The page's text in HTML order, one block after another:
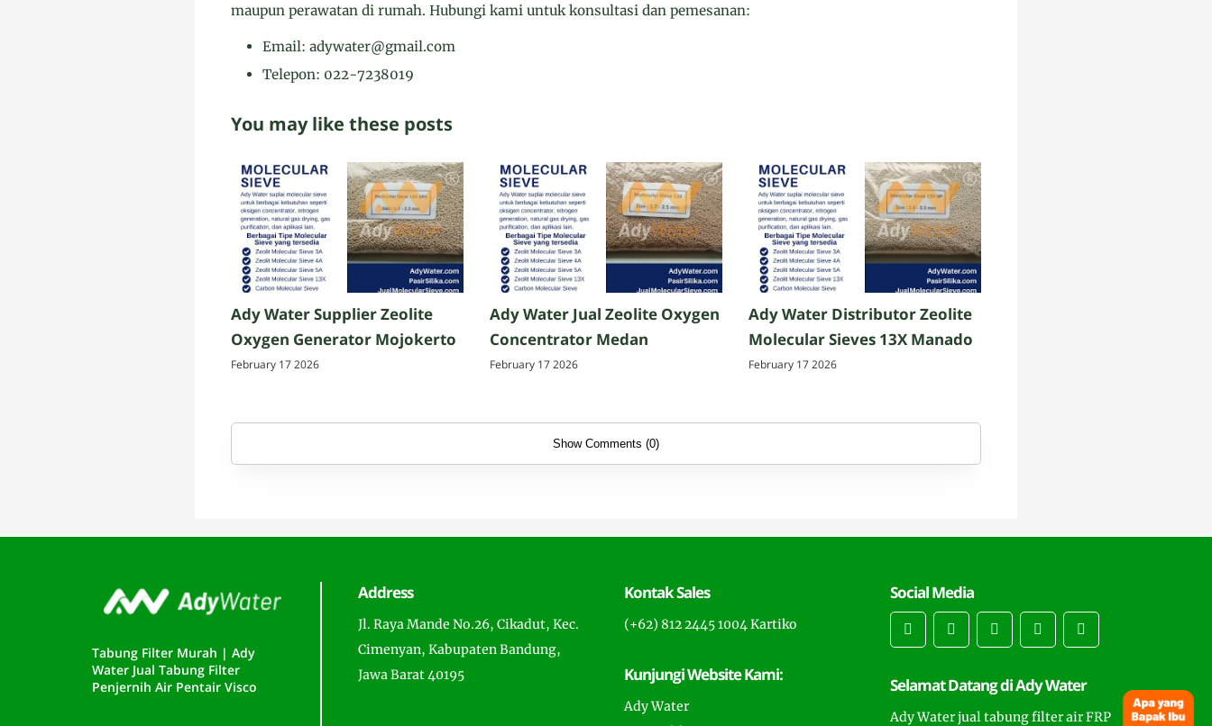
maupun perawatan di rumah. Hubungi kami untuk konsultasi dan pemesanan:
Email: adywater@gmail.com
Telepon: 022-7238019
You may like these posts
Ady Water Supplier Zeolite
Oxygen Generator Mojokerto
February 17 2026
Ady Water Jual Zeolite Oxygen
Concentrator Medan
February 17 2026
Ady Water Distributor Zeolite
Molecular Sieves 13X Manado
February 17 2026
Show Comments (0)
Tabung Filter Murah | Ady
Water Jual Tabung Filter
Penjernih Air Pentair Visco
Address
Jl. Raya Mande No.26, Cikadut, Kec.
Cimenyan, Kabupaten Bandung,
Jawa Barat 40195
Kontak Sales
(+62) 812 2445 1004 Kartiko
Kunjungi Website Kami:
Ady Water
Social Media
Selamat Datang di Ady Water
Ady Water jual tabung filter air FRP